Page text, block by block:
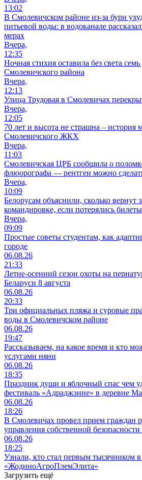
13:02
В Смолевичском районе из‑за бури
питьевой воды: в водоканале
мерах
Вчера,
12:35
Ночная стихия оставила без света семь
Смолевичского района
Вчера,
12:13
Улица Трудовая в Смолевичах
Вчера,
12:05
70 лет и высота не страшна – история
Смолевичского ЖКХ
Вчера,
11:03
Смолевичская ЦРБ сообщила о
флюорографа — рентген можно
Вчера,
10:09
Белорусам объяснили, сколько вернут
командировке, если потерялись билеты
Вчера,
09:09
Простые советы студентам, как
городе
06.08.26
21:33
Летне-осенний сезон охоты на
Беларуси 8 августа
06.08.26
20:33
Три официальных пляжа и суровые
воды в Смолевичском районе
06.08.26
19:47
Рассказываем, на какое время и кто
услугами няни
06.08.26
18:35
Праздник души и яблочный спас чем
фестиваль «Адраджэнне» в деревне
06.08.26
18:26
В Смолевичах провел прием граждан
управления собственной
06.08.26
18:25
Узнали, кто стал первым тысячником в
«ЖодиноАгроПлемЭлита»
Загрузить ещё